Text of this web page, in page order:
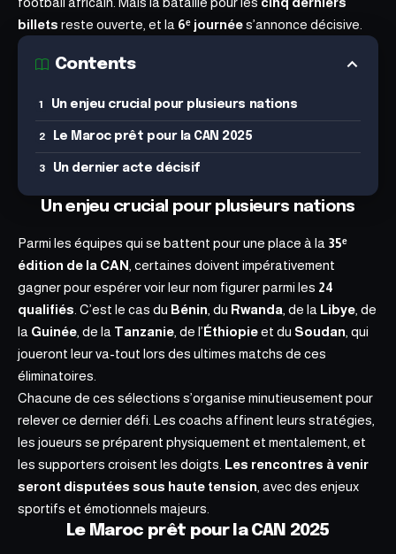
billets reste ouverte, et la 6ᵉ journées’annonce décisive.
Contents
Un enjeu crucial pour plusieurs nations
Le Maroc prêt pour la CAN 2025
Un dernier acte décisif
Un enjeu crucial pour plusieurs nations
Parmi les équipes qui se battent pour une place à la 35ᵉ
édition de la CAN , certaines doivent impérativement
gagner pour espérer voir leur nom figurer parmi les 24
qualifiés . C’est le cas du Bénin , du Rwanda , de la Libye , de
la Guinée , de la Tanzanie , de l’Éthiopieet du Soudan , qui
joueront leur va-tout lors des ultimes matchs de ces
éliminatoires.
Chacune de ces sélections s’organise minutieusement pour
relever ce dernier défi. Les coachs affinent leurs stratégies,
les joueurs se préparent physiquement et mentalement, et
les supporters croisent les doigts. Les rencontres à venir
seront disputées sous haute tension , avec des enjeux
sportifs et émotionnels majeurs.
Le Maroc prêt pour la CAN 2025